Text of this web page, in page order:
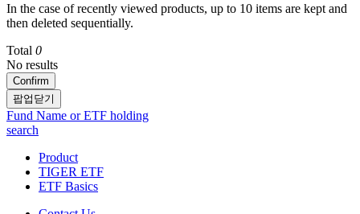
In the case of recently viewed products, up to 10 items are kept and
then deleted sequentially.
Total 0
No results
Confirm
팝업닫기
Fund Name or ETF holding
search
Product
TIGER ETF
ETF Basics